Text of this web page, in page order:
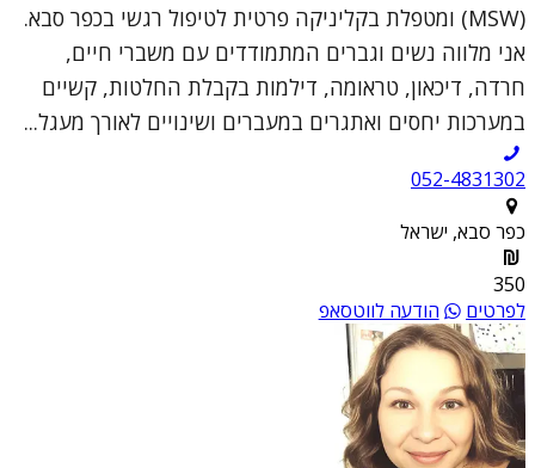
(MSW) ומטפלת בקליניקה פרטית לטיפול רגשי בכפר סבא.
אני מלווה נשים וגברים המתמודדים עם משברי חיים,
חרדה, דיכאון, טראומה, דילמות בקבלת החלטות, קשיים
במערכות יחסים ואתגרים במעברים ושינויים לאורך מעגל...
052-4831302
כפר סבא, ישראל
350
לפרטים
הודעה לווטסאפ